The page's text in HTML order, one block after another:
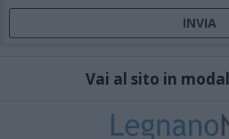
Vai al sito in